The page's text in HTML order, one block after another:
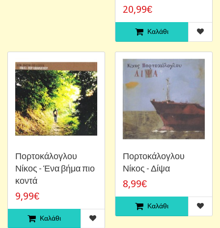
20,99€
Καλάθι
Πορτοκάλογλου
Νίκος - Ένα βήμα πιο
κοντά
9,99€
Καλάθι
Πορτοκάλογλου
Νίκος - Δίψα
8,99€
Καλάθι